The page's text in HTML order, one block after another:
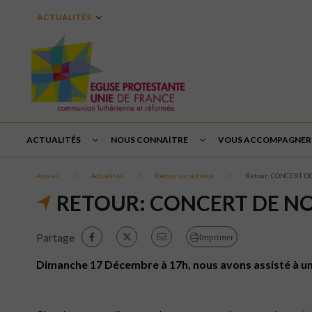
ACTUALITÉS
ACTUALITÉS NOUS CONNAÎTRE VOUS ACCOMPAGNER
Accueil Actualités Retour sur activité Retour: CONCERT
RETOUR: CONCERT DE
Partage Imprimer
Dimanche 17 Décembre à 17h, nous avons assisté à